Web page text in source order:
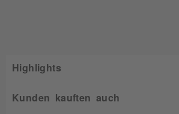
Highlights
Kunden kauften auch